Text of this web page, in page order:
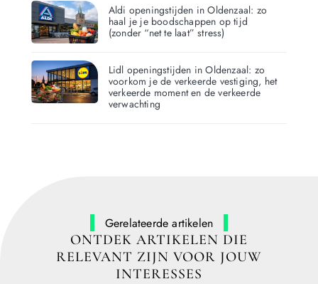
Aldi openingstijden in Oldenzaal: zo
haal je je boodschappen op tijd
(zonder “net te laat” stress)
Lidl openingstijden in Oldenzaal: zo
voorkom je de verkeerde vestiging, het
verkeerde moment en de verkeerde
verwachting
Gerelateerde artikelen
ONTDEK ARTIKELEN DIE
RELEVANT ZIJN VOOR JOUW
INTERESSES